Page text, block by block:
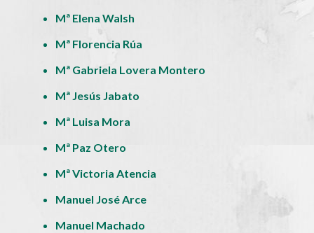
Mª Elena Walsh
Mª Florencia Rúa
Mª Gabriela Lovera Montero
Mª Jesús Jabato
Mª Luisa Mora
Mª Paz Otero
Mª Victoria Atencia
Manuel José Arce
Manuel Machado